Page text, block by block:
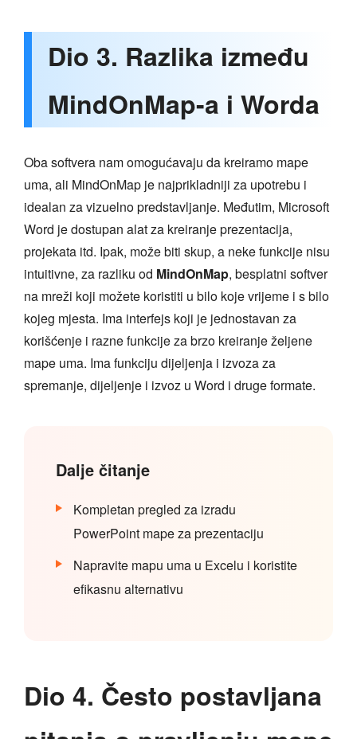
Dio 3. Razlika između
MindOnMap-a i Worda
Oba softvera nam omogućavaju da kreiramo mape
uma, ali MindOnMap je najprikladniji za upotrebu i
idealan za vizuelno predstavljanje. Međutim, Microsoft
Word je dostupan alat za kreiranje prezentacija,
projekata itd. Ipak, može biti skup, a neke funkcije nisu
intuitivne, za razliku od MindOnMap, besplatni softver
na mreži koji možete koristiti u bilo koje vrijeme i s bilo
kojeg mjesta. Ima interfejs koji je jednostavan za
korišćenje i razne funkcije za brzo kreiranje željene
mape uma. Ima funkciju dijeljenja i izvoza za
spremanje, dijeljenje i izvoz u Word i druge formate.
Dalje čitanje
Kompletan pregled za izradu
PowerPoint mape za prezentaciju
Napravite mapu uma u Excelu i koristite
efikasnu alternativu
Dio 4. Često postavljana